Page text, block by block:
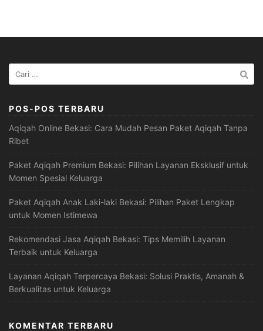
Cari
untuk:
POS-POS TERBARU
Aqiqah Online Bekasi: Cara Mudah Pesan Paket Aqiqah Tanpa
Ribet
Paket Aqiqah Premium Bekasi: Pilihan Layanan Eksklusif untuk
Momen Spesial Keluarga
Paket Aqiqah Anak Laki-laki Bekasi: Pilihan Paket Lengkap
untuk Momen Istimewa
Rekomendasi Jasa Aqiqah Bekasi: Tips Memilih Layanan
Terbaik untuk Keluarga
Layanan Aqiqah Terpercaya Bekasi: Solusi Praktis, Amanah &
Berkualitas untuk Keluarga
KOMENTAR TERBARU